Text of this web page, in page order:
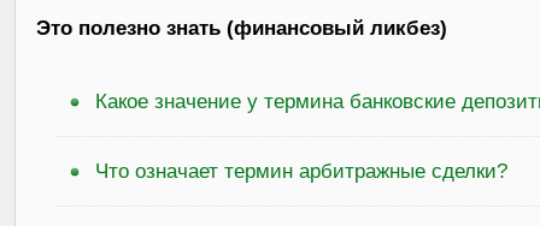
Это полезно знать (финансовый ликбез)
Какое значение у термина банковские
Что означает термин арбитражные сделки?